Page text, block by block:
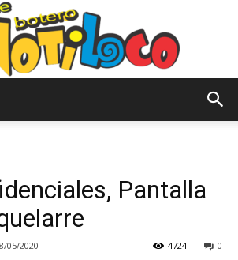
Notiloco
Pantalla
05/2020 0
4724